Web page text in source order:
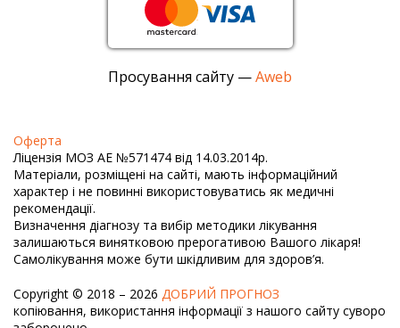
Оферта
Ліцензія МОЗ АЕ №571474 від 14.03.2014р.
Матеріали, розміщені на сайті, мають інформаційний
характер і не повинні використовуватись як медичні
рекомендації.
Визначення діагнозу та вибір методики лікування
залишаються винятковою прерогативою Вашого лікаря!
Самолікування може бути шкідливим для здоров’я.
Copyright © 2018 – 2026 ДОБРИЙ ПРОГНОЗ
копіювання, використання інформації з нашого сайту суворо
Просування сайту —Aweb